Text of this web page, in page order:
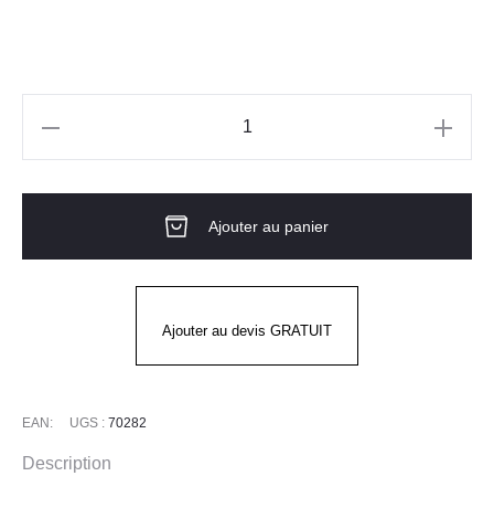
pluie.
Ajouter au panier
Ajouter au devis GRATUIT
EAN: UGS : 70282
Description